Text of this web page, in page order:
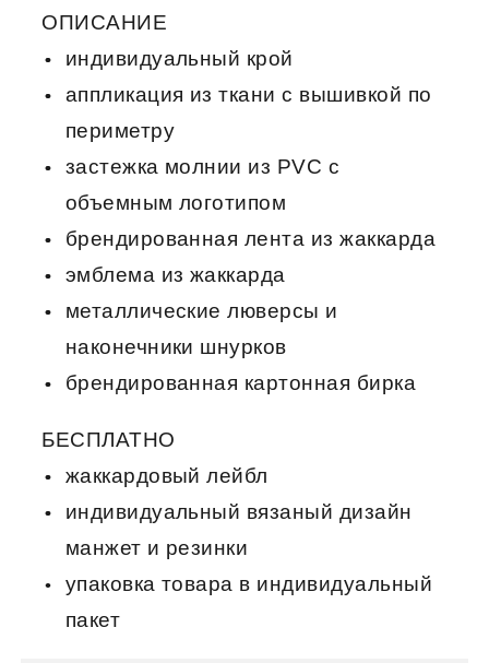
ОПИСАНИЕ
индивидуальный крой
аппликация из ткани с вышивкой по
периметру
застежка молнии из PVC c
объемным логотипом
брендированная лента из жаккарда
эмблема из жаккарда
металлические люверсы и
наконечники шнурков
брендированная картонная бирка
БЕСПЛАТНО
жаккардовый лейбл
индивидуальный вязаный дизайн
манжет и резинки
упаковка товара в индивидуальный
пакет